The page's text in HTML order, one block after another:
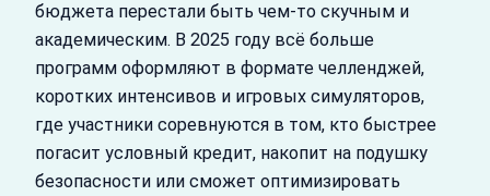
бюджета перестали быть чем‑то скучным и
академическим. В 2025 году всё больше
программ оформляют в формате челленджей,
коротких интенсивов и игровых симуляторов,
где участники соревнуются в том, кто быстрее
погасит условный кредит, накопит на подушку
безопасности или сможет оптимизировать